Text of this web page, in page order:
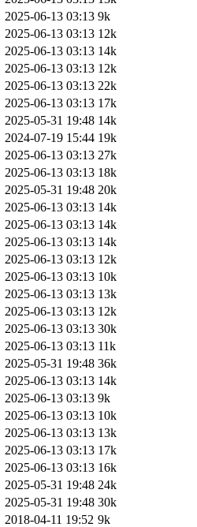
2025-06-13 03:13 9k
2025-06-13 03:13 12k
2025-06-13 03:13 14k
2025-06-13 03:13 12k
2025-06-13 03:13 22k
2025-06-13 03:13 17k
2025-05-31 19:48 14k
2024-07-19 15:44 19k
2025-06-13 03:13 27k
2025-06-13 03:13 18k
2025-05-31 19:48 20k
2025-06-13 03:13 14k
2025-06-13 03:13 14k
2025-06-13 03:13 14k
2025-06-13 03:13 12k
2025-06-13 03:13 10k
2025-06-13 03:13 13k
2025-06-13 03:13 12k
2025-06-13 03:13 30k
2025-06-13 03:13 11k
2025-05-31 19:48 36k
2025-06-13 03:13 14k
2025-06-13 03:13 9k
2025-06-13 03:13 10k
2025-06-13 03:13 13k
2025-06-13 03:13 17k
2025-06-13 03:13 16k
2025-05-31 19:48 24k
2025-05-31 19:48 30k
2018-04-11 19:52 9k